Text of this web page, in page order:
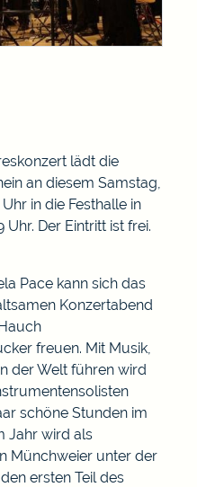
lädt die
an diesem Samstag,
in die Festhalle in
Uhr. Der Eintritt ist frei.
Pace kann sich das
Konzertabend
freuen. Mit Musik,
der Welt führen wird
schöne Stunden im
Jahr wird als
Münchweier unter der
ersten Teil des